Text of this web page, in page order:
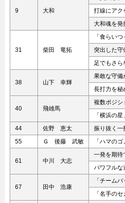
9 大和
打線にアク
大和魂を発
31 柴田 竜拓
「食らい
突出した守
足でもさら
38 山下 幸輝
果敢な守備
長打力を秘
40 飛雄馬
複数ポジシ
「横浜の
44
佐野 恵太
振り抜く一
55
Ｇ 後藤 武敏 「ハマの
61 中川 大志
一発を期待
パワフルな
67 田中 浩康
「チーム
「名手の